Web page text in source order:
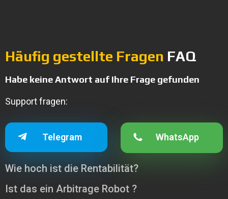
Häufig gestellte Fragen FAQ
Habe keine Antwort auf Ihre Frage gefunden
Support fragen:
Telegram WhatsApp
Wie hoch ist die Rentabilität?
Ist das ein Arbitrage Robot ?